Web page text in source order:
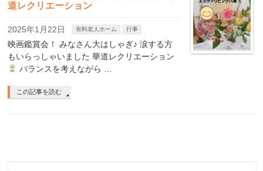
道レクリエーション
2025年1月22日 有料老人ホーム 行事
映画鑑賞会！ みなさん大はしゃぎ♪ 涙する方
もいらっしゃいました 華道レクリエーション
バランスを考えながら …
この記事を読む